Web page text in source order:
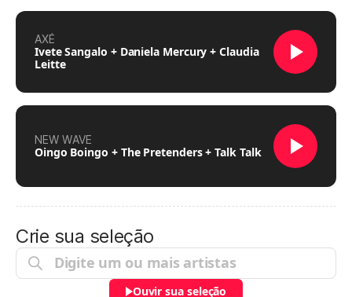
AXÉ
Ivete Sangalo + Daniela Mercury + Claudia
Leitte
NEW WAVE
Oingo Boingo + The Pretenders + Talk Talk
Crie sua seleção
Ouvir sua seleção